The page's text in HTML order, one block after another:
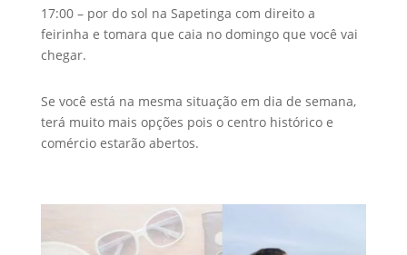
17:00 – por do sol na Sapetinga com direito a
feirinha e tomara que caia no domingo que você vai
chegar.
Se você está na mesma situação em dia de semana,
terá muito mais opções pois o centro histórico e
comércio estarão abertos.